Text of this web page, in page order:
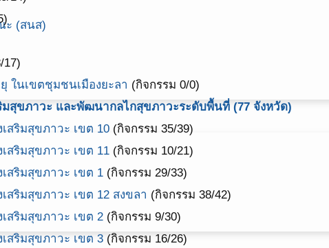
ะ (สนส)
17)
ในเขตชุมชนเมืองยะลา (กิจกรรม 0/0)
มสุขภาวะ และพัฒนากลไกสุขภาวะระดับพื้นที่ (77 จังหวัด)
สริมสุขภาวะ เขต 10 (กิจกรรม 35/39)
สริมสุขภาวะ เขต 11 (กิจกรรม 10/21)
สริมสุขภาวะ เขต 1 (กิจกรรม 29/33)
สริมสุขภาวะ เขต 12 สงขลา (กิจกรรม 38/42)
สริมสุขภาวะ เขต 2 (กิจกรรม 9/30)
สริมสุขภาวะ เขต 3 (กิจกรรม 16/26)